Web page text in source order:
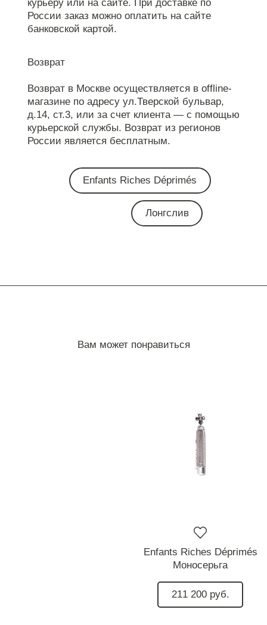
курьеру или на сайте. При доставке по
России заказ можно оплатить на сайте
банковской картой.
Возврат
Возврат в Москве осуществляется в offline-
магазине по адресу ул.Тверской бульвар,
д.14, ст.3, или за счет клиента — с помощью
курьерской службы. Возврат из регионов
России является бесплатным.
Enfants Riches Déprimés
Лонгслив
Вам может понравиться
Enfants Riches Déprimés
Моносерьга
211 200 руб.